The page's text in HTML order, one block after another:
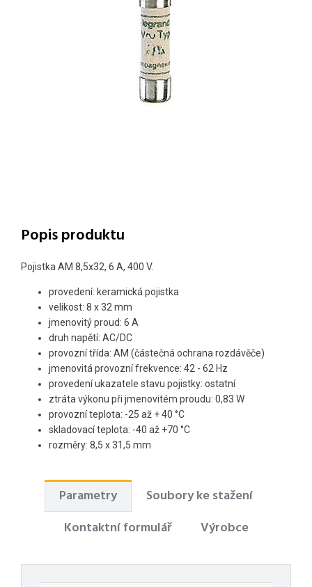
Popis produktu
Pojistka AM 8,5x32, 6 A, 400 V.
provedení: keramická pojistka
velikost: 8 x 32 mm
jmenovitý proud: 6 A
druh napětí: AC/DC
provozní třída: AM (částečná ochrana rozdávěče)
jmenovitá provozní frekvence: 42 - 62 Hz
provedení ukazatele stavu pojistky: ostatní
ztráta výkonu při jmenovitém proudu: 0,83 W
provozní teplota: -25 až + 40 °C
skladovací teplota: -40 až +70 °C
rozměry: 8,5 x 31,5 mm
Parametry
Soubory ke stažení
Kontaktní formulář
Výrobce